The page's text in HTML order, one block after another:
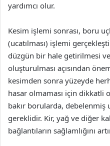
yardımcı olur.
Kesim işlemi sonrası, boru
(ucatılması) işlemi
düzgün bir hale getirilmesi
oluşturulması açısından
kesimden sonra yüzeyde
hasar olmaması için dikkatli
bakır borularda, debelenmiş
gereklidir. Kir, yağ ve diğer
bağlantıların sağlamlığını